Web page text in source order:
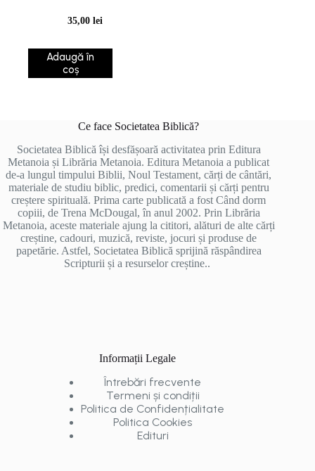
35,00lei
Adaugă în
coș
Ce face Societatea Biblică?
Societatea Biblică își desfășoară activitatea prin Editura
Metanoia și Librăria Metanoia. Editura Metanoia a publicat
de-a lungul timpului Biblii, Noul Testament, cărți de cântări,
materiale de studiu biblic, predici, comentarii și cărți pentru
creștere spirituală. Prima carte publicată a fost Când dorm
copiii, de Trena McDougal, în anul 2002. Prin Librăria
Metanoia, aceste materiale ajung la cititori, alături de alte cărți
creștine, cadouri, muzică, reviste, jocuri și produse de
papetărie. Astfel, Societatea Biblică sprijină răspândirea
Scripturii și a resurselor creștine..
Informații Legale
Întrebări frecvente
Termeni și condiții
Politica de Confidențialitate
Politica Cookies
Edituri